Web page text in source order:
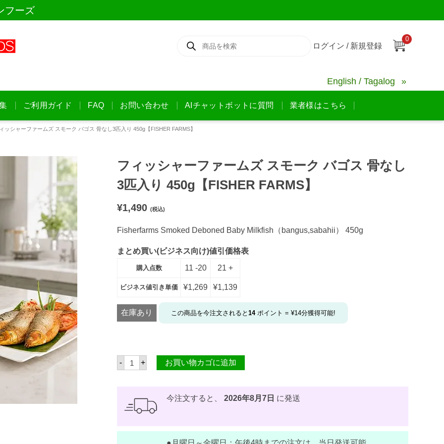
フーズ
ログイン / 新規登録
0
English / Tagalog
ご利用ガイド FAQ お問い合わせ AIチャットボットに質問 業者様はこちら
ッシャーファームズ スモーク バゴス 骨なし3匹入り 450g【FISHER FARMS】
フィッシャーファームズ スモーク バゴス 骨なし
3匹入り 450g【FISHER FARMS】
¥1,490 (税込)
Fisherfarms Smoked Deboned Baby Milkfish（bangus,sabahii） 450g
まとめ買い(ビジネス向け)値引価格表
購入点数 11 -20 21 +
ビジネス値引き単価 ¥1,269 ¥1,139
在庫あり この商品を今注文されると 14ポイント = ¥14分獲得可能!
- フ
ィ
フ
ム
+ お買い物カゴに追加
今注文すると、 2026年8月7日 に発送